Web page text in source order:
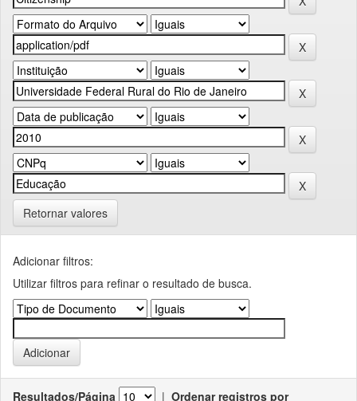
Retornar valores
Adicionar filtros:
Utilizar filtros para refinar o resultado de busca.
Resultados/Página | Ordenar registros por